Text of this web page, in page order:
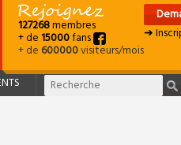
127268membres
+ de15000fans
+ de600000visiteurs/mois
➜